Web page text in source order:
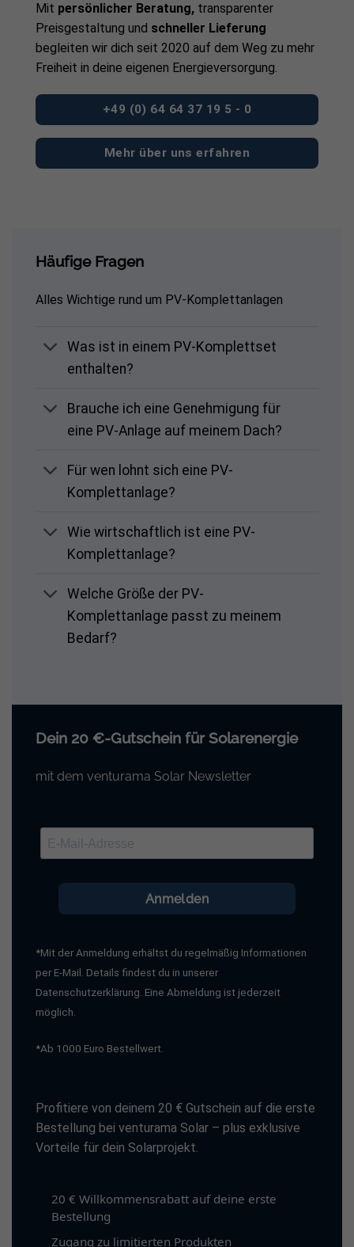
Mit persönlicher Beratung, transparenter
Preisgestaltung und schneller Lieferung
begleiten wir dich seit 2020 auf dem Weg zu mehr
Freiheit in deine eigenen Energieversorgung.
+49 (0) 64 64 37 19 5 - 0
Mehr über uns erfahren
Häufige Fragen
Alles Wichtige rund um PV-Komplettanlagen
Was ist in einem PV-Komplettset
enthalten?
Brauche ich eine Genehmigung für
eine PV-Anlage auf meinem Dach?
Für wen lohnt sich eine PV-
Komplettanlage?
Wie wirtschaftlich ist eine PV-
Komplettanlage?
Welche Größe der PV-
Komplettanlage passt zu meinem
Bedarf?
Dein 20 €-Gutschein für Solarenergie
mit dem venturama Solar Newsletter
Anmelden
*Mit der Anmeldung erhältst du regelmäßig Informationen
per E-Mail. Details findest du in unserer
Datenschutzerklärung. Eine Abmeldung ist jederzeit
möglich.
*Ab 1000 Euro Bestellwert.
Profitiere von deinem 20 € Gutschein auf die erste
Bestellung bei venturama Solar – plus exklusive
Vorteile für dein Solarprojekt.
20 € Willkommensrabatt auf deine erste
Bestellung
Zugang zu limitierten Produkten